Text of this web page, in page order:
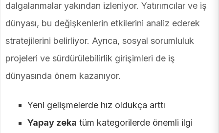
dalgalanmalar yakından izleniyor. Yatırımcılar ve iş
dünyası, bu değişkenlerin etkilerini analiz ederek
stratejilerini belirliyor. Ayrıca, sosyal sorumluluk
projeleri ve sürdürülebilirlik girişimleri de iş
dünyasında önem kazanıyor.
Yeni gelişmelerde hız oldukça arttı
Yapay zeka tüm kategorilerde önemli ilgi